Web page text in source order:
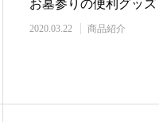
お墓参りの便利グッズ
2020.03.22 商品紹介